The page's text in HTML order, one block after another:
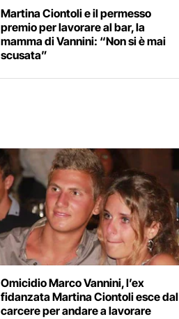
Martina Ciontoli e il permesso
premio per lavorare al bar, la
mamma di Vannini: “Non si è mai
scusata”
Omicidio Marco Vannini, l’ex
fidanzata Martina Ciontoli esce dal
carcere per andare a lavorare